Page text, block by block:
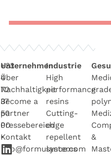
+33
4
72
37
50
00
•
info@formulance.com
Unternehmen
Über
Nachhaltigkeit
Become a
partner
Pressebereich
Kontakt
Industrie
High
performance
resins
Cutting-
edge
repellent
systems
&